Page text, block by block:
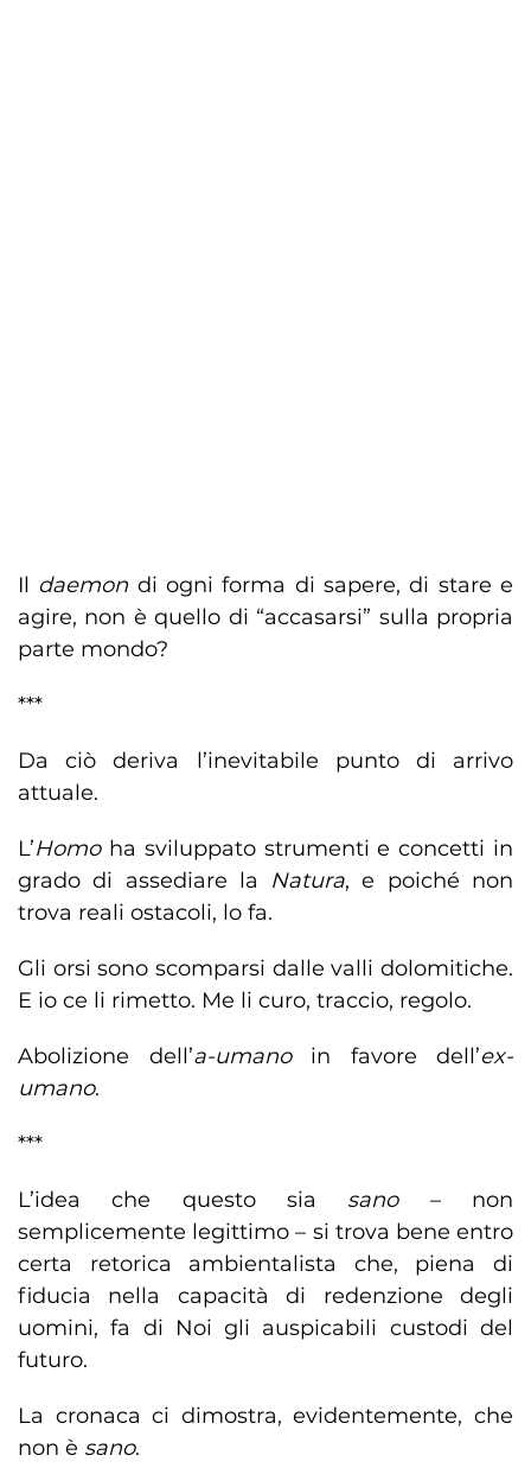
Il daemon di ogni forma di sapere, di stare e
agire, non è quello di “accasarsi” sulla propria
parte mondo?
***
Da ciò deriva l’inevitabile punto di arrivo
attuale.
L’Homoha sviluppato strumenti e concetti in
grado di assediare la Natura, e poiché non
trova reali ostacoli, lo fa.
Gli orsi sono scomparsi dalle valli dolomitiche.
E io ce li rimetto. Me li curo, traccio, regolo.
Abolizione dell’a-umano in favore dell’ex-
umano.
***
L’idea che questo sia sano– non
semplicemente legittimo – si trova bene entro
certa retorica ambientalista che, piena di
fiducia nella capacità di redenzione degli
uomini, fa di Noi gli auspicabili custodi del
futuro.
La cronaca ci dimostra, evidentemente, che
non è sano.